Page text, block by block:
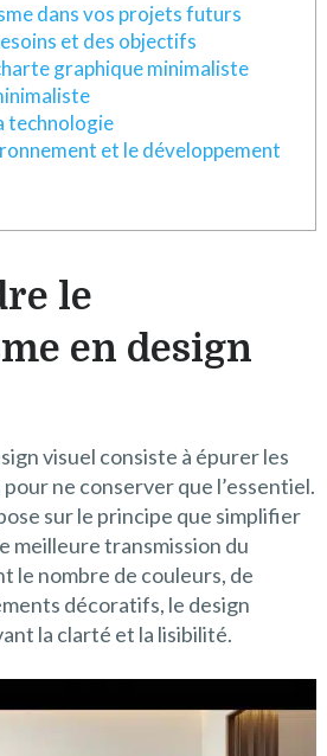
dans vos projets futurs
et des objectifs
graphique minimaliste
technologie
et le développement
le
en design
visuel consiste à épurer les
ne conserver que l’essentiel.
sur le principe que simplifier
meilleure transmission du
le nombre de couleurs, de
décoratifs, le design
la clarté et la lisibilité.